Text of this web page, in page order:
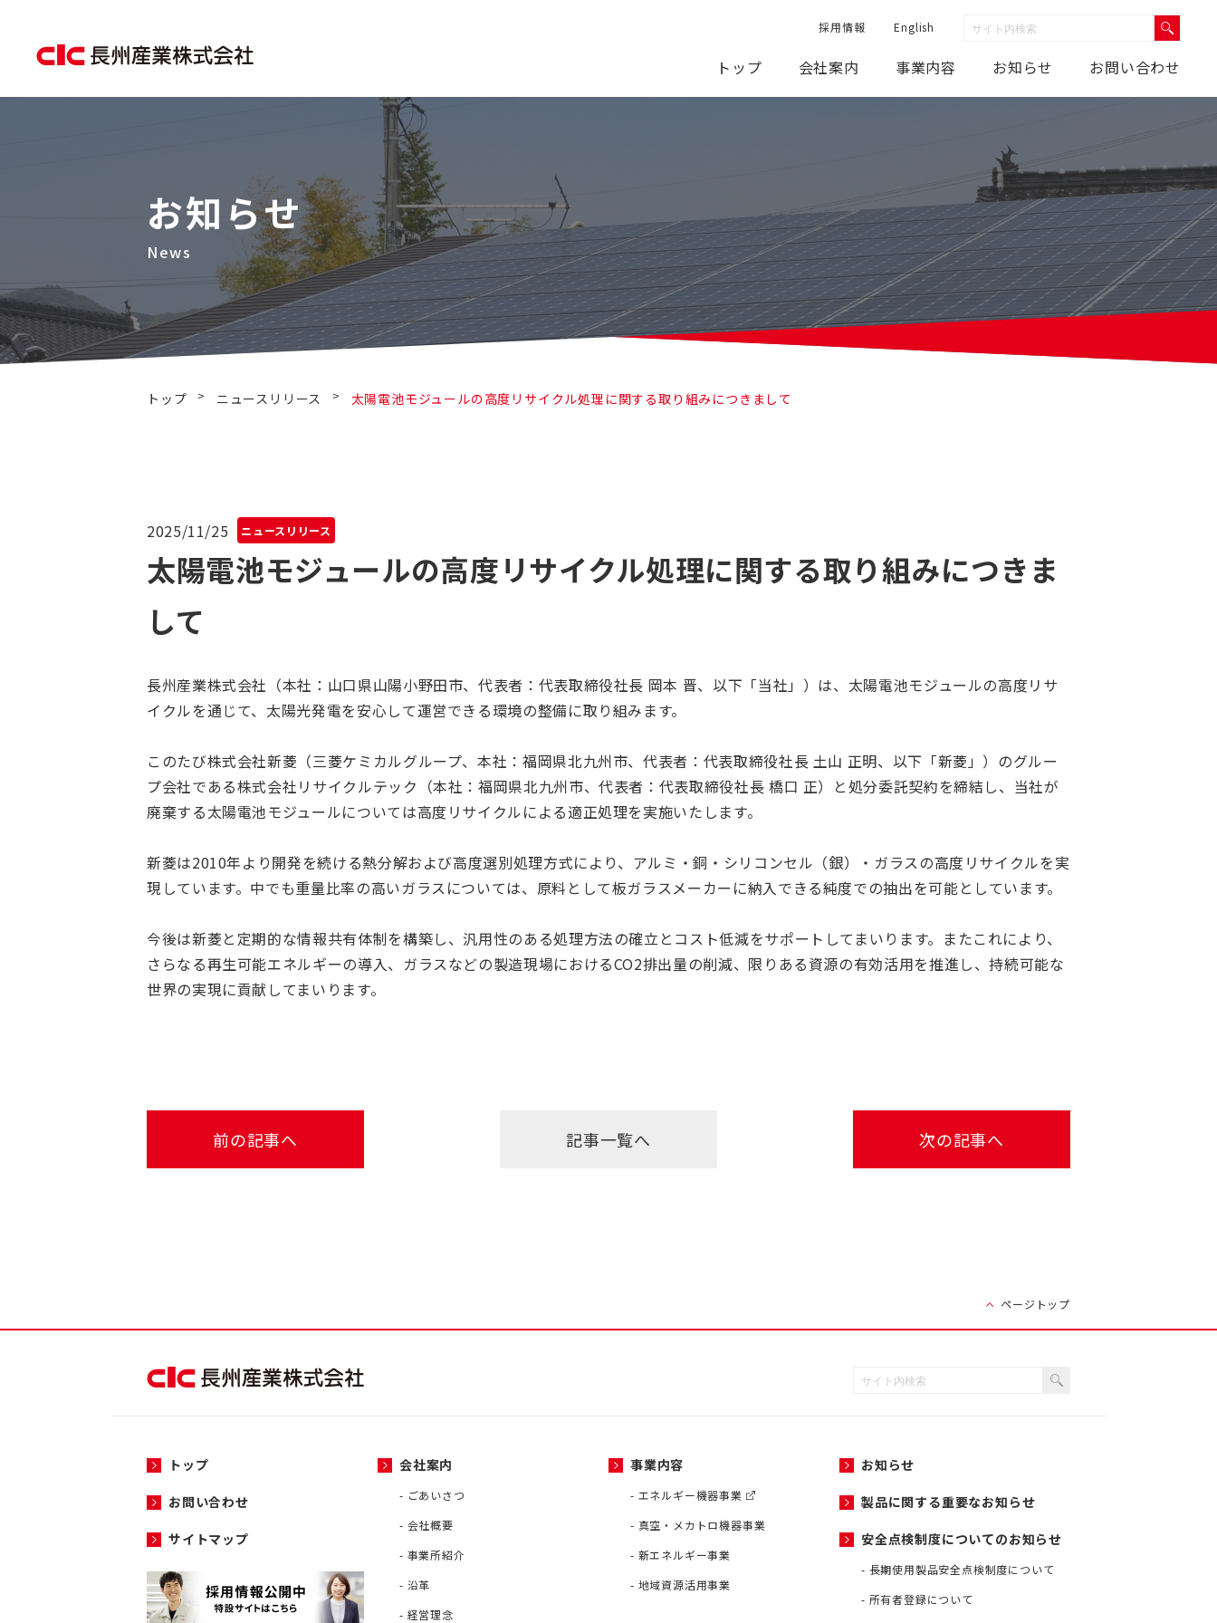
採用情報 English
トップ 会社案内 事業内容 お知らせ お問い合わせ
お知らせ
トップ > ニュースリリース > 太陽電池モジュールの高度リサイクル処理に関する取り組みにつきまして
2025/11/25 ニュースリリース
太陽電池モジュールの高度リサイクル処理に関する取り組みにつきま
して
長州産業株式会社（本社：山口県山陽小野田市、代表者：代表取締役社長 岡本 晋、以下「当社」）は、太陽電池モジュールの高度リサ
イクルを通じて、太陽光発電を安心して運営できる環境の整備に取り組みます。
このたび株式会社新菱（三菱ケミカルグループ、本社：福岡県北九州市、代表者：代表取締役社長 土山 正明、以下「新菱」）のグルー
プ会社である株式会社リサイクルテック（本社：福岡県北九州市、代表者：代表取締役社長 橋口 正）と処分委託契約を締結し、当社が
廃棄する太陽電池モジュールについては高度リサイクルによる適正処理を実施いたします。
新菱は2010年より開発を続ける熱分解および高度選別処理方式により、アルミ・銅・シリコンセル（銀）・ガラスの高度リサイクルを実
現しています。中でも重量比率の高いガラスについては、原料として板ガラスメーカーに納入できる純度での抽出を可能としています。
今後は新菱と定期的な情報共有体制を構築し、汎用性のある処理方法の確立とコスト低減をサポートしてまいります。またこれにより、
さらなる再生可能エネルギーの導入、ガラスなどの製造現場におけるCO2排出量の削減、限りある資源の有効活用を推進し、持続可能な
世界の実現に貢献してまいります。
前の記事へ 記事一覧へ 次の記事へ
ページトップ
トップ
お問い合わせ
サイトマップ
会社案内
ごあいさつ
会社概要
事業所紹介
沿革
経営理念
事業内容
エネルギー機器事業
真空・メカトロ機器事業
新エネルギー事業
地域資源活用事業
お知らせ
製品に関する重要なお知らせ
安全点検制度についてのお知らせ
長期使用製品安全点検制度について
所有者登録について